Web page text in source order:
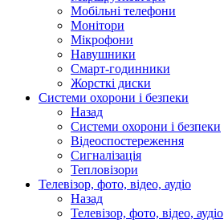
Мобільні телефони
Монітори
Мікрофони
Навушники
Смарт-годинники
Жорсткі диски
Системи охорони і безпеки
Назад
Системи охорони і безпеки
Відеоспостереження
Сигналізація
Тепловізори
Телевізор, фото, відео, аудіо
Назад
Телевізор, фото, відео, аудіо